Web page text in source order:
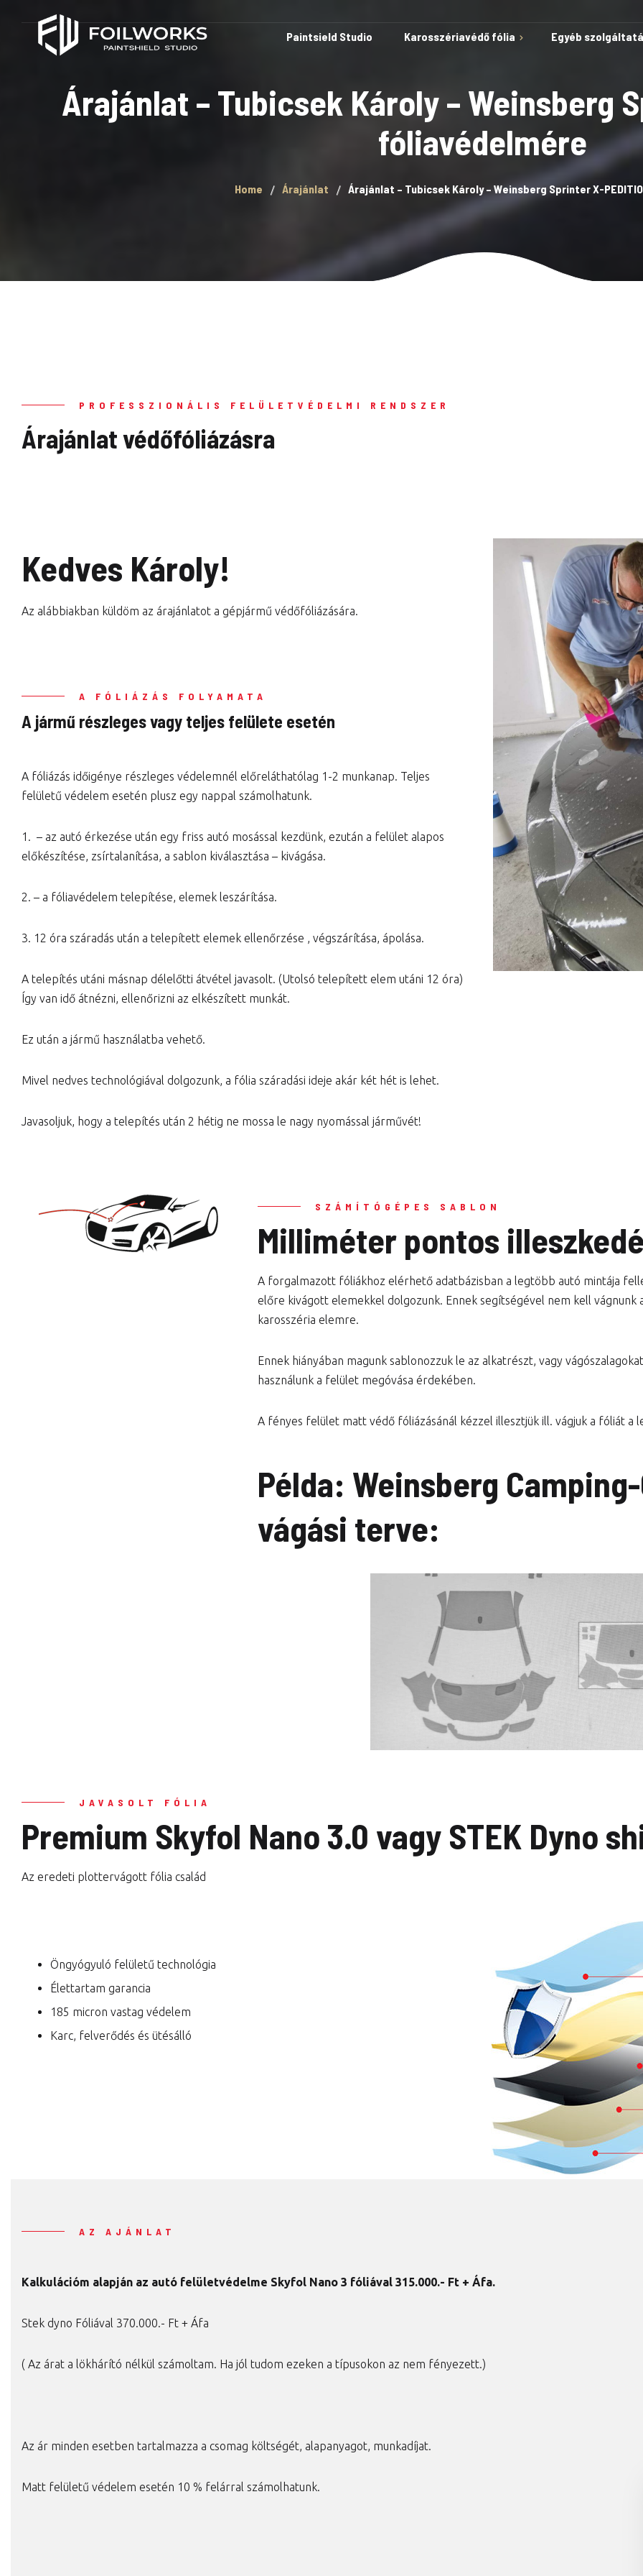
Paintsield Studio Karosszériavédő fólia
Védelem karcok és
horzsolások ellen
Öngyógyuló képesség
A fólia telepítése kész
sablonokkal
használata?
Basic szett / új autó induló
Egyéb
Árajánlat – Tubicsek Károly – Weinsberg
fóliavédelmére
Home Árajánlat Árajánlat – Tubicsek Károly – Weinsberg Sprinter X-
PROFESSZIONÁLIS FELÜLETVÉDELMI RENDSZER
Árajánlat védőfóliázásra
Kedves Károly!
Az alábbiakban küldöm az árajánlatot a gépjármű védőfóliázására.
A FÓLIÁZÁS FOLYAMATA
A jármű részleges vagy teljes felülete esetén
A fóliázás időigénye részleges védelemnél előreláthatólag 1-2 munkanap. Teljes
felületű védelem esetén plusz egy nappal számolhatunk.
1. – az autó érkezése után egy friss autó mosással kezdünk, ezután a felület alapos
előkészítése, zsírtalanítása, a sablon kiválasztása – kivágása.
2. – a fóliavédelem telepítése, elemek leszárítása.
3. 12 óra száradás után a telepített elemek ellenőrzése , végszárítása, ápolása.
A telepítés utáni másnap délelőtti átvétel javasolt. (Utolsó telepített elem utáni 12 óra)
Így van idő átnézni, ellenőrizni az elkészített munkát.
Ez után a jármű használatba vehető.
Mivel nedves technológiával dolgozunk, a fólia száradási ideje akár két hét is lehet.
Javasoljuk, hogy a telepítés után 2 hétig ne mossa le nagy nyomással járművét!
SZÁMÍTÓGÉPES SABLON
Milliméter pontos
A forgalmazott fóliákhoz elérhető adatbázisban a legtöbb autó mintája
előre kivágott elemekkel dolgozunk. Ennek segítségével nem kell
karosszéria elemre.
Ennek hiányában magunk sablonozzuk le az alkatrészt, vagy
használunk a felület megóvása érdekében.
A fényes felület matt védő fóliázásánál kézzel illesztjük ill. vágjuk a fóliát a
Példa: Weinsberg
vágási terve:
JAVASOLT FÓLIA
Premium Skyfol Nano 3.0 vagy STEK Dyno
Az eredeti plottervágott fólia család
Öngyógyuló felületű technológia
Élettartam garancia
185 micron vastag védelem
Karc, felverődés és ütésálló
AZ AJÁNLAT
Kalkulációm alapján az autó felületvédelme Skyfol Nano 3 fóliával 315.000.- Ft + Áfa.
Stek dyno Fóliával 370.000.- Ft + Áfa
( Az árat a lökhárító nélkül számoltam. Ha jól tudom ezeken a típusokon az nem fényezett.)
Az ár minden esetben tartalmazza a csomag költségét, alapanyagot, munkadíjat.
Matt felületű védelem esetén 10 % felárral számolhatunk.